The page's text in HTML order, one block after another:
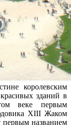
королевским
зданий в
веке первым
XIII Жаком
первым названием